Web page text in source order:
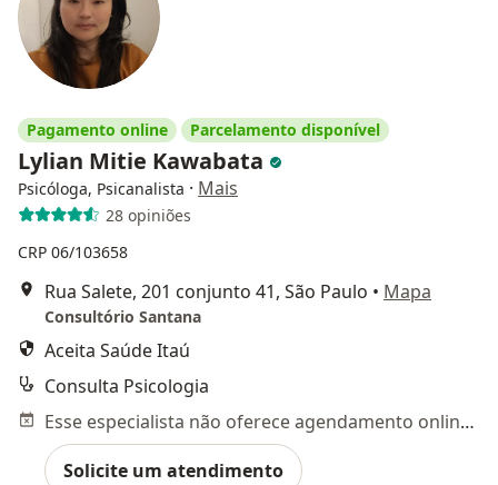
Pagamento online Parcelamento disponível
Lylian Mitie Kawabata
Psicóloga, Psicanalista · Mais
28 opiniões
CRP 06/103658
Rua Salete, 201 conjunto 41, São Paulo • Mapa
Consultório Santana
Aceita Saúde Itaú
Consulta Psicologia
Esse especialista não oferece agendamento online para esse endereço.
Solicite um atendimento